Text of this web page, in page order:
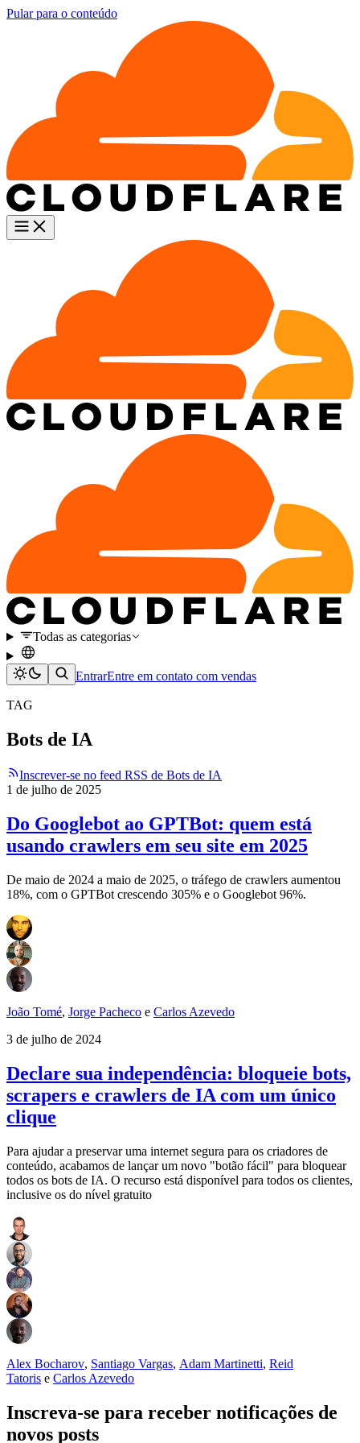
Pular para o conteúdo
Todas as categorias
EntrarEntre em contato com vendas
TAG
Bots de IA
Inscrever-se no feed RSS de Bots de IA
1 de julho de 2025
Do Googlebot ao GPTBot: quem está
usando crawlers em seu site em 2025
De maio de 2024 a maio de 2025, o tráfego de crawlers aumentou
18%, com o GPTBot crescendo 305% e o Googlebot 96%.
João Tomé, Jorge Pacheco e Carlos Azevedo
3 de julho de 2024
Declare sua independência: bloqueie bots,
scrapers e crawlers de IA com um único
clique
Para ajudar a preservar uma internet segura para os criadores de
conteúdo, acabamos de lançar um novo "botão fácil" para bloquear
todos os bots de IA. O recurso está disponível para todos os clientes,
inclusive os do nível gratuito
Alex Bocharov, Santiago Vargas, Adam Martinetti, Reid
Tatoris e Carlos Azevedo
Inscreva-se para receber notificações de
novos posts